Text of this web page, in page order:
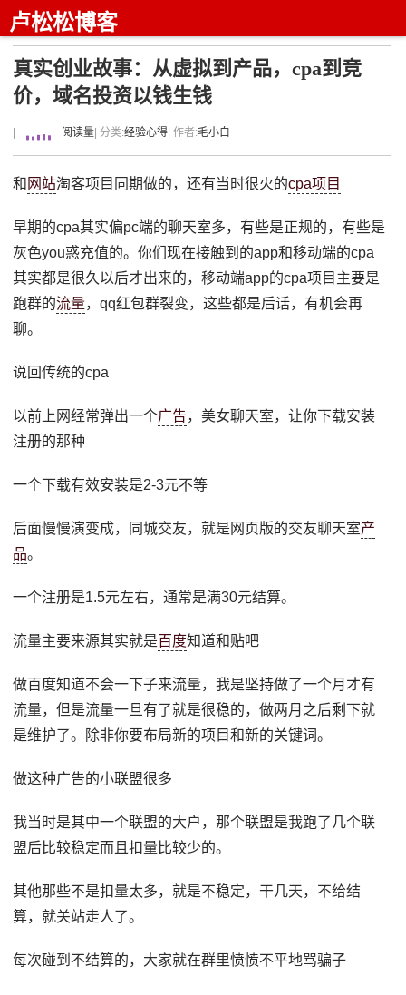
卢松松博客
真实创业故事：从虚拟到产品，cpa到竞
价，域名投资以钱生钱
阅读量 | 分类:经验心得 | 作者:毛小白
和 网站淘客项目同期做的，还有当时很火的cpa项目
早期的cpa其实偏pc端的聊天室多，有些是正规的，有些是
灰色you惑充值的。你们现在接触到的app和移动端的cpa
其实都是很久以后才出来的，移动端app的cpa项目主要是
跑群的流量，qq红包群裂变，这些都是后话，有机会再
聊。
说回传统的cpa
以前上网经常弹出一个广告，美女聊天室，让你下载安装
注册的那种
一个下载有效安装是2-3元不等
后面慢慢演变成，同城交友，就是网页版的交友聊天室产
品。
一个注册是1.5元左右，通常是满30元结算。
流量主要来源其实就是百度知道和贴吧
做百度知道不会一下子来流量，我是坚持做了一个月才有
流量，但是流量一旦有了就是很稳的，做两月之后剩下就
是维护了。除非你要布局新的项目和新的关键词。
做这种广告的小联盟很多
我当时是其中一个联盟的大户，那个联盟是我跑了几个联
盟后比较稳定而且扣量比较少的。
其他那些不是扣量太多，就是不稳定，干几天，不给结
算，就关站走人了。
每次碰到不结算的，大家就在群里愤愤不平地骂骗子